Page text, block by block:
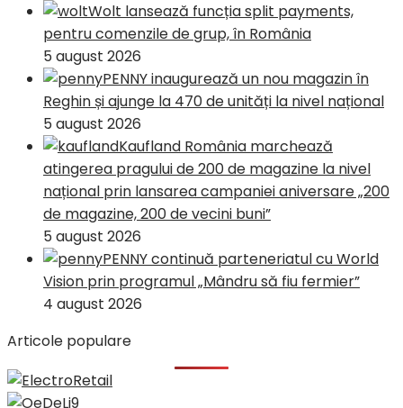
Wolt lansează funcția split payments,
pentru comenzile de grup, în România
5 august 2026
PENNY inaugurează un nou magazin în
Reghin și ajunge la 470 de unități la nivel național
5 august 2026
Kaufland România marchează
atingerea pragului de 200 de magazine la nivel
național prin lansarea campaniei aniversare „200
de magazine, 200 de vecini buni”
5 august 2026
PENNY continuă parteneriatul cu World
Vision prin programul „Mândru să fiu fermier”
4 august 2026
Articole populare